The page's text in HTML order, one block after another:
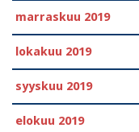
marraskuu 2019
lokakuu 2019
syyskuu 2019
elokuu 2019